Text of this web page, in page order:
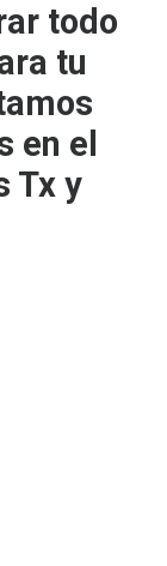
todo
tu
en el
Tx y